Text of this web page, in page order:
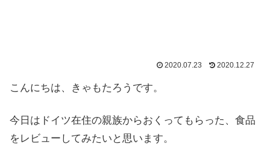
2020.07.23 2020.12.27
こんにちは、きゃもたろうです。
今日はドイツ在住の親族からおくってもらった、食品
をレビューしてみたいと思います。